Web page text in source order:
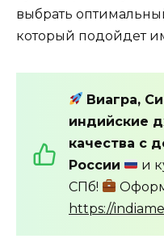
выбрать
который подойдет
Виагра,
индийские
качества с
России
и
СПб!
https://